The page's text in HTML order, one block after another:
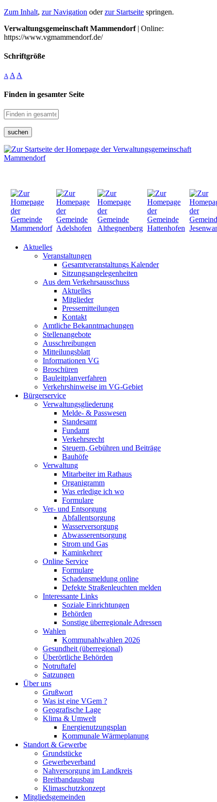
Zum Inhalt, zur Navigation oderzur Startseite springen.
Verwaltungsgemeinschaft Mammendorf| Online:
https://www.vgmammendorf.de/
Schriftgröße
A A A
Finden in gesamter Seite
suchen
Aktuelles
Veranstaltungen
Gesamtveranstaltungs Kalender
Sitzungsangelegenheiten
Aus dem Verkehrsausschuss
Aktuelles
Mitglieder
Pressemitteilungen
Kontakt
Amtliche Bekanntmachungen
Stellenangebote
Ausschreibungen
Mitteilungsblatt
Informationen VG
Broschüren
Bauleitplanverfahren
Verkehrshinweise im VG-Gebiet
Bürgerservice
Verwaltungsgliederung
Melde- & Passwesen
Standesamt
Fundamt
Verkehrsrecht
Steuern, Gebühren und Beiträge
Bauhöfe
Verwaltung
Mitarbeiter im Rathaus
Organigramm
Was erledige ich wo
Formulare
Ver- und Entsorgung
Abfallentsorgung
Wasserversorgung
Abwasserentsorgung
Strom und Gas
Kaminkehrer
Online Service
Formulare
Schadensmeldung online
Defekte Straßenleuchten melden
Interessante Links
Soziale Einrichtungen
Behörden
Sonstige überregionale Adressen
Wahlen
Kommunahlwahlen 2026
Gesundheit (überregional)
Überörtliche Behörden
Notruftafel
Satzungen
Über uns
Grußwort
Was ist eine VGem ?
Geografische Lage
Klima & Umwelt
Energienutzungsplan
Kommunale Wärmeplanung
Standort & Gewerbe
Grundstücke
Gewerbeverband
Nahversorgung im Landkreis
Breitbandausbau
Klimaschutzkonzept
Mitgliedsgemeinden